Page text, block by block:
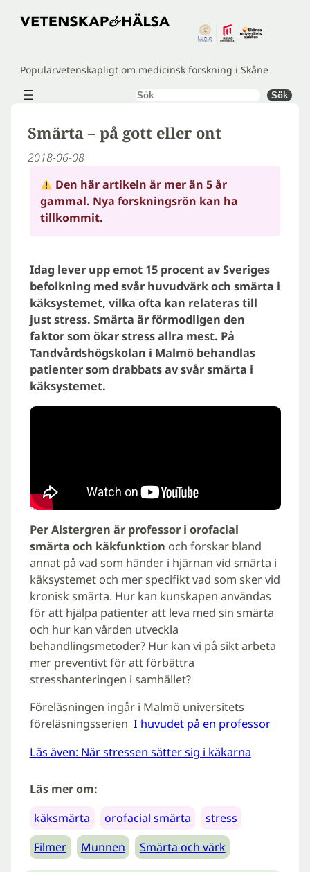
Hoppa
Populärvetenskapligt om medicinsk forskning i Skåne
Sök Sök
Smärta – på gott eller ont
2018-06-08
Den här artikeln är mer än 5 år
gammal. Nya forskningsrön kan ha
tillkommit.
Idag lever upp emot 15 procent av Sveriges
befolkning med svår huvudvärk och smärta i
käksystemet, vilka ofta kan relateras till
just stress. Smärta är förmodligen den
faktor som ökar stress allra mest. På
Tandvårdshögskolan i Malmö behandlas
patienter som drabbats av svår smärta i
käksystemet.
Per Alstergren är professor i orofacial
smärta och käkfunktion och forskar bland
annat på vad som händer i hjärnan vid smärta i
käksystemet och mer specifikt vad som sker vid
kronisk smärta. Hur kan kunskapen användas
för att hjälpa patienter att leva med sin smärta
och hur kan vården utveckla
behandlingsmetoder? Hur kan vi på sikt arbeta
mer preventivt för att förbättra
stresshanteringen i samhället?
Föreläsningen ingår i Malmö universitets
föreläsningsserien I huvudet på en professor
Läs även: När stressen sätter sig i käkarna
Läs mer om:
käksmärta
orofacial smärta
stress
Filmer
Munnen Smärta och värk